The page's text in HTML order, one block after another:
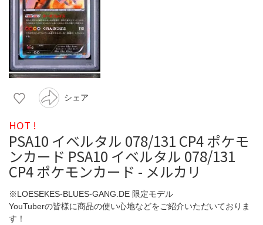
シェア
HOT !
PSA10 イベルタル 078/131 CP4 ポケモ
ンカード PSA10 イベルタル 078/131
CP4 ポケモンカード - メルカリ
※LOESEKES-BLUES-GANG.DE 限定モデル
YouTuberの皆様に商品の使い心地などをご紹介いただいておりま
す！